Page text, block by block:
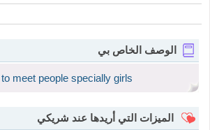
الوصف الخاص بي
meet people specially girls
الميزات التي أريدها عند شريكي